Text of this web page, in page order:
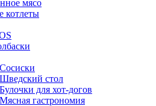
мясо
котлеты
стол
для хот-догов
гастрономия